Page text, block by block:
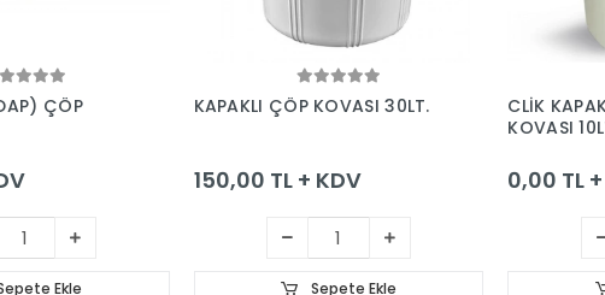
Ekle
ÇÖP
Ekle
Sepete Ekle
KAPAKLI ÇÖP KOVASI 30LT.
150,00 TL + KDV
Sepete Ekle
CLİK
KOVASI
0,00 TL